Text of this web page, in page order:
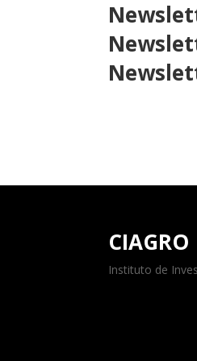
CIAGRO
Instituto de